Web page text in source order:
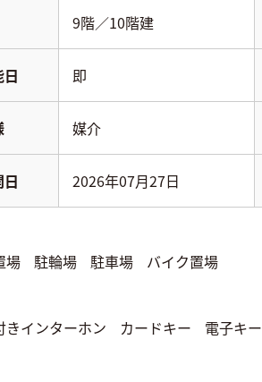
9階／10階建
即
媒介
2026年07月27日
場 駐輪場 駐車場
バイク置場
きインターホン カードキー 電子キー